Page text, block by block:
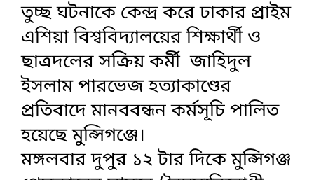
তুচ্ছ ঘটনাকে কেন্দ্র করে ঢাকার প্রাইম
এশিয়া বিশ্ববিদ্যালয়ের শিক্ষার্থী ও
ছাত্রদলের সক্রিয় কর্মী জাহিদুল
ইসলাম পারভেজ হত্যাকাণ্ডের
প্রতিবাদে মানববন্ধন কর্মসূচি পালিত
হয়েছে মুন্সিগঞ্জে।
মঙ্গলবার দুপুর ১২ টার দিকে মুন্সিগঞ্জ